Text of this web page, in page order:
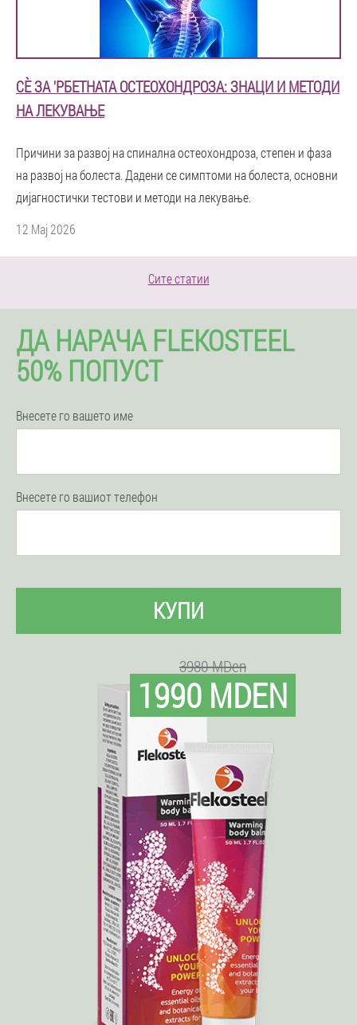
СÈ ЗА 'РБЕТНАТА ОСТЕОХОНДРОЗА: ЗНАЦИ И МЕТОДИ
НА ЛЕКУВАЊЕ
Причини за развој на спинална остеохондроза, степен и фаза
на развој на болеста. Дадени се симптоми на болеста, основни
дијагностички тестови и методи на лекување.
12 Мај 2026
Сите статии
ДА НАРАЧА FLEKOSTEEL
50% ПОПУСТ
Внесете го вашето име
Внесете го вашиот телефон
КУПИ
3980 MDen
1990 MDEN